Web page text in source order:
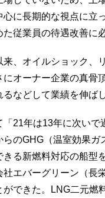
心に長期的な視点に立
従業員の待遇改善に
、オイルショック、
にオーナー企業の真骨
などして業績を伸ば
21年は13年に次いで
らのGHG（温室効果
きる新燃料対応の船型
社エバーグリーン（長
ができた。LNG二元燃